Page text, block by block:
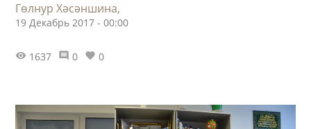
Гөлнур Хәсәншина,
19 Декабрь 2017 - 00:00
1637 0 0